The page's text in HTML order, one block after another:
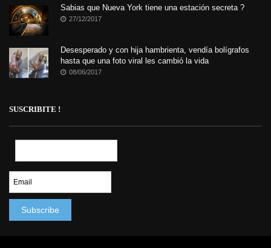
Sabias que Nueva York tiene una estación secreta ?
27/12/2017
Desesperado y con hija hambrienta, vendía bolígrafos
hasta que una foto viral les cambió la vida
08/06/2017
SUSCRIBITE !